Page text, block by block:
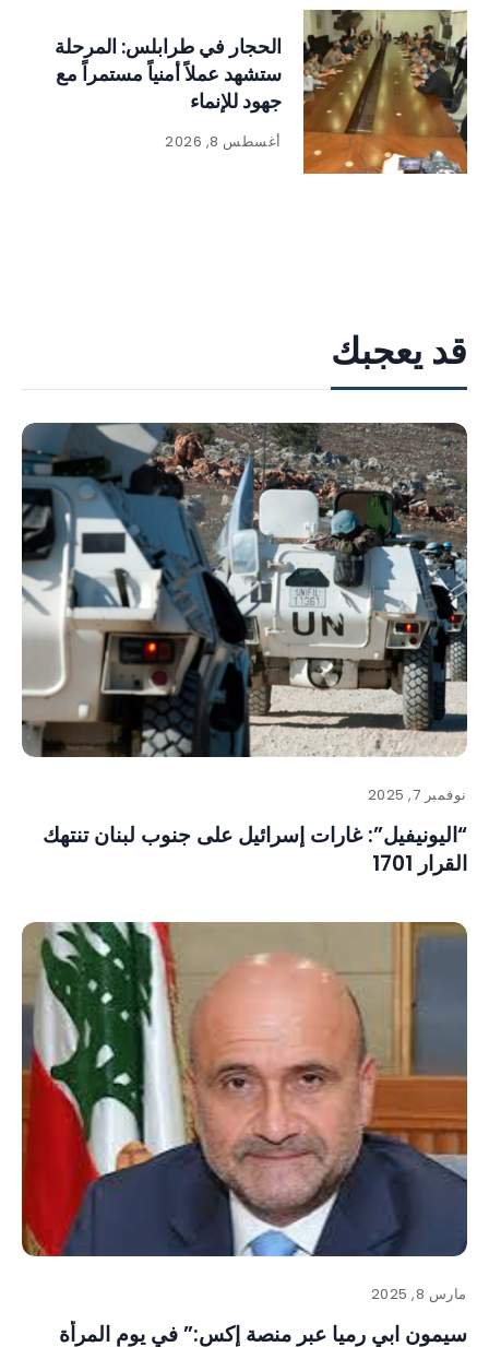
الحجار في طرابلس: المرحلة
ستشهد عملاً أمنياً مستمراً مع
جهود للإنماء
أغسطس 8, 2026
قد يعجبك
نوفمبر 7, 2025
“اليونيفيل”: غارات إسرائيل على جنوب لبنان تنتهك
القرار 1701
مارس 8, 2025
سيمون ابي رميا عبر منصة إكس:” في يوم المرأة